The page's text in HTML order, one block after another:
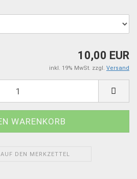
10,00 EUR
inkl. 19% MwSt. zzgl. Versand
AUF DEN MERKZETTEL